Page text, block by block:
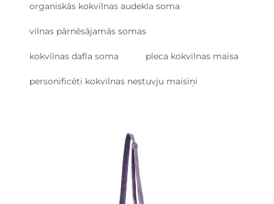
organiskās kokvilnas audekla soma
vilnas pārnēsājamās somas
kokvilnas dafla soma pleca kokvilnas maisa
personificēti kokvilnas nestuvju maisiņi